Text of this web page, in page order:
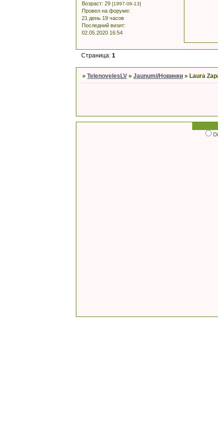
Возраст: 29 [1997-06-13]
Провел на форуме:
21 день 19 часов
Последний визит:
02.05.2020 16:54
Страница:1
»TelenovelesLV »Jaunumi/Новинки »Laura